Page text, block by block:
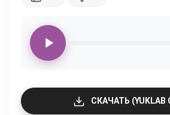
СКАЧАТЬ (YUKLAB